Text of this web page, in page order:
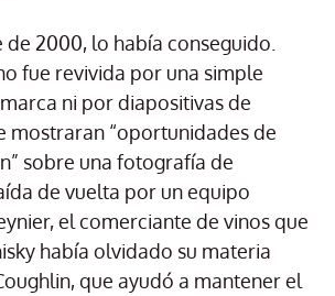
2000, lo había conseguido.
fue revivida por una simple
ni por diapositivas de
mostraran “oportunidades de
sobre una fotografía de
de vuelta por un equipo
el comerciante de vinos que
había olvidado su materia
que ayudó a mantener el